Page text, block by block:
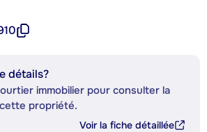
détails?
immobilier pour consulter la
propriété.
Voir la fiche détaillée